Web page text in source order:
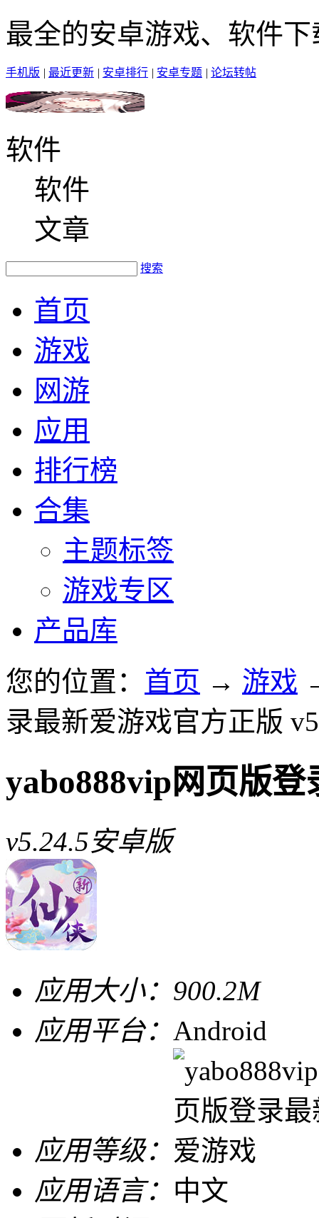
最全的安卓游戏、软件下
手机版 | 最近更新 | 安卓排行 | 安卓专题 | 论坛转帖
软件
软件
文章
搜索
首页
游戏
网游
应用
排行榜
合集
主题标签
游戏专区
产品库
您的位置： 首页 → 游戏
录最新爱游戏官方正版
yabo888vip网页版
v5.24.5安卓版
应用大小： 900.2M
应用平台： Android
应用等级：
应用语言： 中文